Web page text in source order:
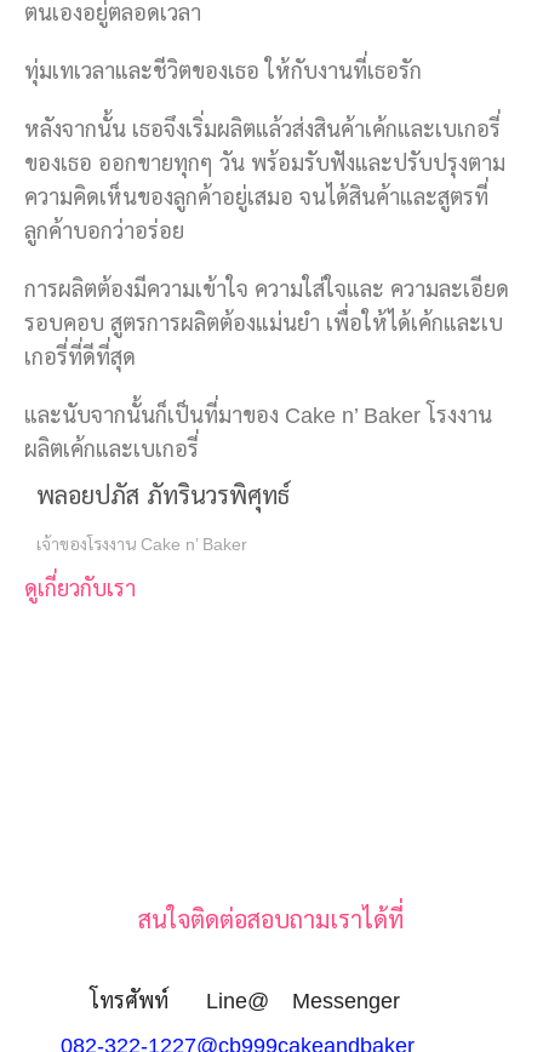
ตนเองอยู่ตลอดเวลา
ทุ่มเทเวลาและชีวิตของเธอ ให้กับงานที่เธอรัก
หลังจากนั้น เธอจึงเริ่มผลิตแล้วส่งสินค้าเค้กและเบเกอรี่
ของเธอ ออกขายทุกๆ วัน พร้อมรับฟังและปรับปรุงตาม
ความคิดเห็นของลูกค้าอยู่เสมอ จนได้สินค้าและสูตรที่
ลูกค้าบอกว่าอร่อย
การผลิตต้องมีความเข้าใจ ความใส่ใจและ ความละเอียด
รอบคอบ สูตรการผลิตต้องแม่นยำ เพื่อให้ได้เค้กและเบ
เกอรี่ที่ดีที่สุด
และนับจากนั้นก็เป็นที่มาของ Cake n’ Baker โรงงาน
ผลิตเค้กและเบเกอรี่
พลอยปภัส ภัทรินวรพิศุทธ์
เจ้าของโรงงาน Cake n’ Baker
ดูเกี่ยวกับเรา
สนใจติดต่อสอบถามเราได้ที่
โทรศัพท์
082-322-1227
Line@
@cb999
Messenger
cakeandbaker